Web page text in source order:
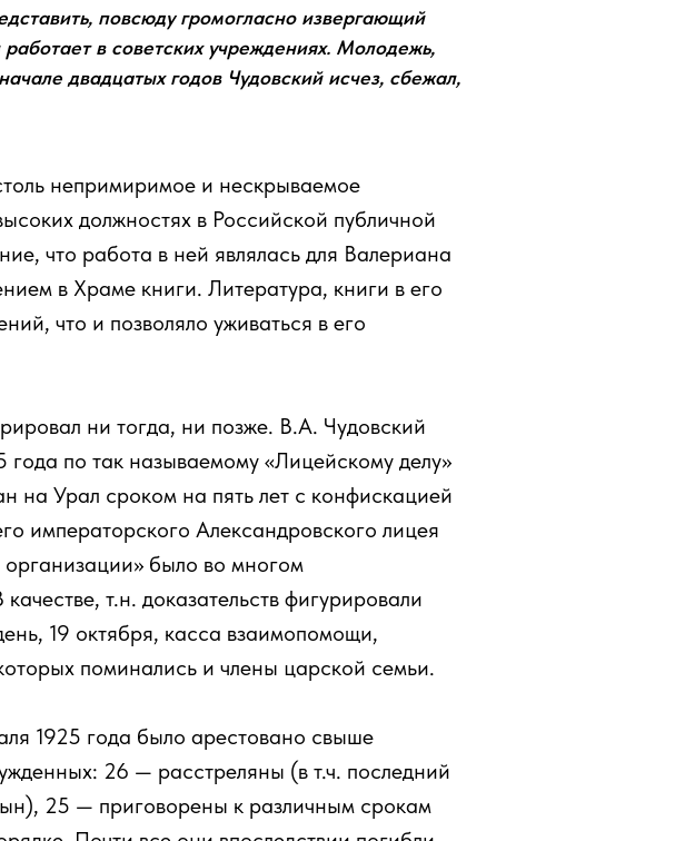
повсюду громогласно извергающий
в советских учреждениях. Молодежь,
двадцатых годов Чудовский исчез, сбежал,
непримиримое и нескрываемое
должностях в Российской публичной
что работа в ней являлась для Валериана
в Храме книги. Литература, книги в его
что и позволяло уживаться в его
ни тогда, ни позже. В.А. Чудовский
по так называемому «Лицейскому делу»
на Урал сроком на пять лет с конфискацией
императорского Александровского лицея
было во многом
т.н. доказательств фигурировали
19 октября, касса взаимопомощи,
поминались и члены царской семьи.
1925 года было арестовано свыше
26 — расстреляны (в т.ч. последний
25 — приговорены к различным срокам